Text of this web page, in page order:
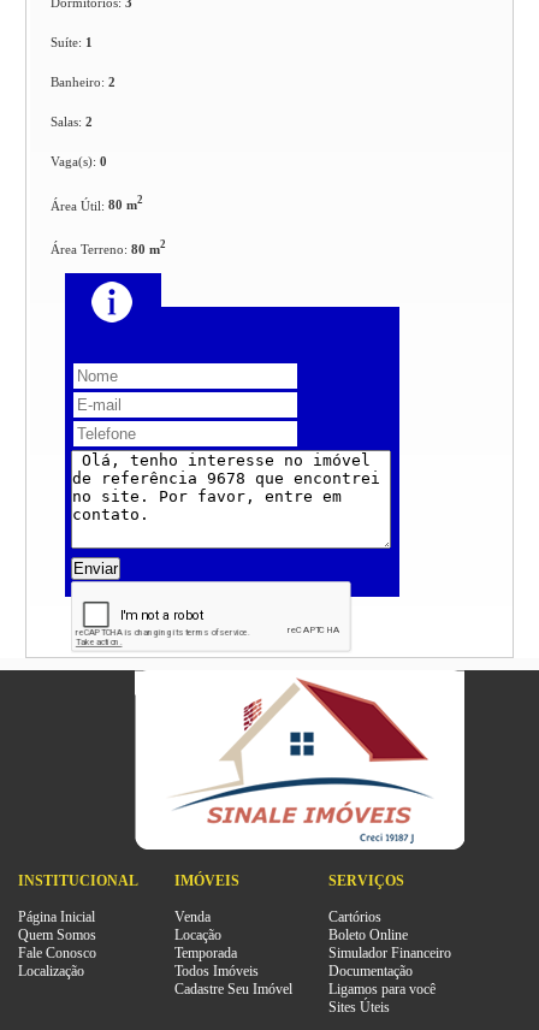
Suíte: 1
Banheiro:2
Salas:2
Vaga(s):0
Área Útil:80 m2
Área Terreno:80 m2
Enviar
INSTITUCIONAL
Página Inicial
Quem Somos
Fale Conosco
Localização
IMÓVEIS
Venda
Locação
Temporada
Todos Imóveis
Cadastre Seu Imóvel
SERVIÇOS
Cartórios
Boleto Online
Simulador Financeiro
Documentação
Ligamos para você
Sites Úteis